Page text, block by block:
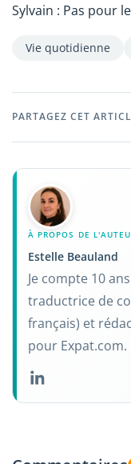
Sylvain : Pas pour
Vie quotidienne
PARTAGEZ CET
À PROPOS DE
Estelle Beauland
Je compte 10
traductrice de
français) et
pour Expat.com.